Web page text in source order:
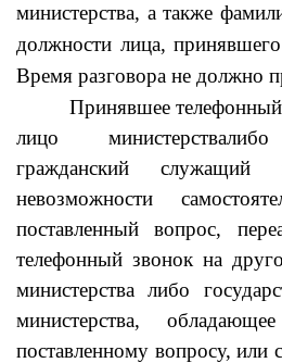
министерства, а также
должности лица,
Время разговора не должно
Принявшее телефонный
лицо
гражданский служащий
невозможности
поставленный вопрос,
телефонный звонок на
министерства либо
министерства,
поставленному вопросу, или